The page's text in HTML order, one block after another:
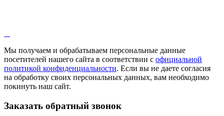
Мы получаем и обрабатываем персональные данные
посетителей нашего сайта в соответствии с официальной
политикой конфиденциальности. Если вы не даете согласия
на обработку своих персональных данных, вам необходимо
покинуть наш сайт.
Заказать обратный звонок